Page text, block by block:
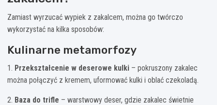
Zamiast wyrzucać wypiek z zakalcem, można go twórczo
wykorzystać na kilka sposobów:
Kulinarne metamorfozy
1. Przekształcenie w deserowe kulki – pokruszony zakalec
można połączyć z kremem, uformować kulki i oblać czekoladą.
2. Baza do trifle – warstwowy deser, gdzie zakalec świetnie